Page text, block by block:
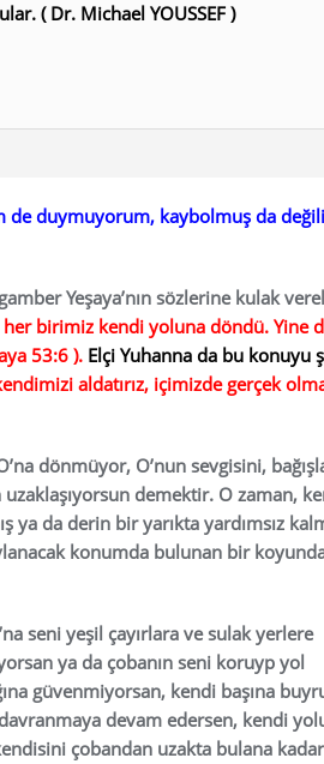
( Dr. Michael YOUSSEF )
de duymuyorum, kaybolmuş da
Yeşaya’nın sözlerine kulak
birimiz kendi yoluna döndü. Yine
53:6 ). Elçi Yuhanna da bu konuyu
aldatırız, içimizde gerçek
dönmüyor, O’nun sevgisini,
uzaklaşıyorsun demektir. O zaman,
ya da derin bir yarıkta yardımsız
konumda bulunan bir
seni yeşil çayırlara ve sulak yerlere
ya da çobanın seni koruyp yol
güvenmiyorsan, kendi başına
devam edersen, kendi
çobandan uzakta bulana